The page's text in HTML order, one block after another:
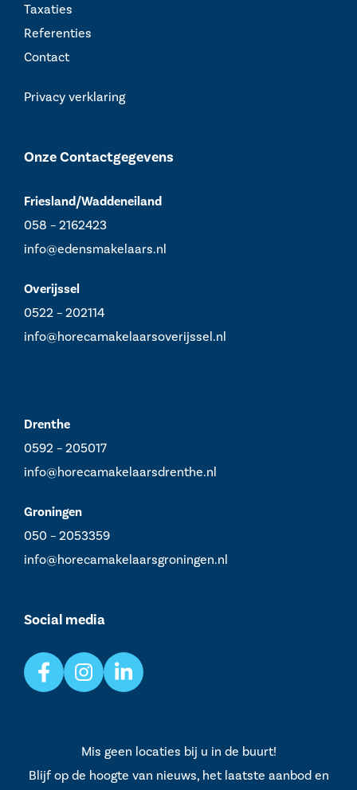
Taxaties
Referenties
Contact
Privacy verklaring
Onze Contactgegevens
Friesland/Waddeneiland
058 – 2162423
info@edensmakelaars.nl
Overijssel
0522 – 202114
info@horecamakelaarsoverijssel.nl
Drenthe
0592 – 205017
info@horecamakelaarsdrenthe.nl
Groningen
050 – 2053359
info@horecamakelaarsgroningen.nl
Social media
Mis geen locaties bij u in de buurt!
Blijf op de hoogte van nieuws, het laatste aanbod en